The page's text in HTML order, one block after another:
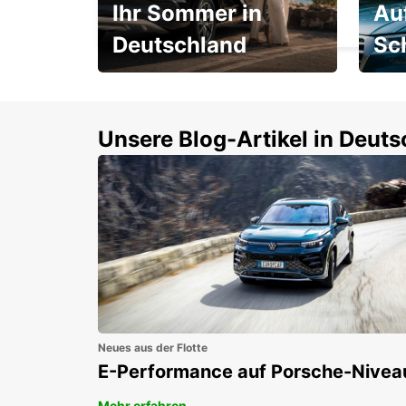
ROVIGO - ITALY
Ihr Sommer in
Deutschland
Unsere Blog-Artikel in
Neues aus der Flotte
E-Performance auf Porsche-